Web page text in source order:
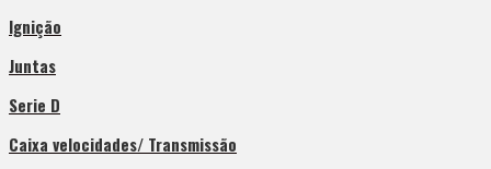
Ignição
Juntas
Serie D
Caixa velocidades/ Transmissão